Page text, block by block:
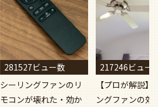
281527ビュー数
シーリングファンのリ
モコンが壊れた・効か
217246ビュー
【プロが解説】
ングファンの効